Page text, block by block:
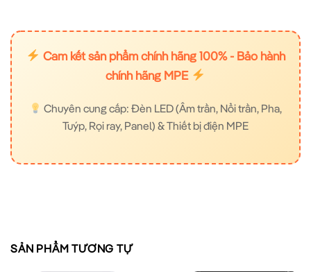
Cam kết sản phẩm chính hãng 100% - Bảo hành
chính hãng MPE
Chuyên cung cấp: Đèn LED (Âm trần, Nổi trần, Pha,
Tuýp, Rọi ray, Panel) & Thiết bị điện MPE
SẢN PHẨM TƯƠNG TỰ